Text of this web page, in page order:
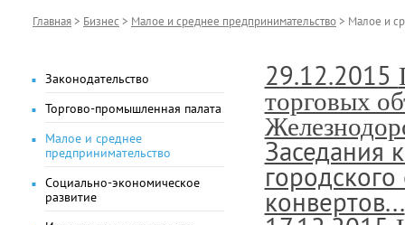
Главная> Бизнес > Малое и среднее предпринимательство> Малое и
Законодательство
Торгово-промышленная палата
Малое и среднее
предпринимательство
Социально-экономическое
развитие
29.12.2015
торговых
Заседания
конвертов...